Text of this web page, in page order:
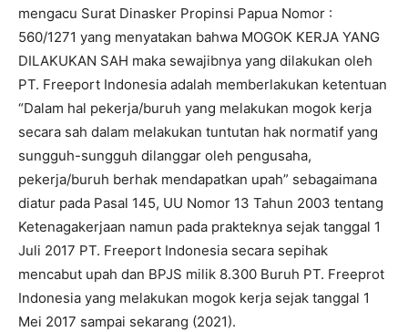
mengacu Surat Dinasker Propinsi Papua Nomor :
560/1271 yang menyatakan bahwa MOGOK KERJA YANG
DILAKUKAN SAH maka sewajibnya yang dilakukan oleh
PT. Freeport Indonesia adalah memberlakukan ketentuan
“Dalam hal pekerja/buruh yang melakukan mogok kerja
secara sah dalam melakukan tuntutan hak normatif yang
sungguh-sungguh dilanggar oleh pengusaha,
pekerja/buruh berhak mendapatkan upah” sebagaimana
diatur pada Pasal 145, UU Nomor 13 Tahun 2003 tentang
Ketenagakerjaan namun pada prakteknya sejak tanggal 1
Juli 2017 PT. Freeport Indonesia secara sepihak
mencabut upah dan BPJS milik 8.300 Buruh PT. Freeprot
Indonesia yang melakukan mogok kerja sejak tanggal 1
Mei 2017 sampai sekarang (2021).